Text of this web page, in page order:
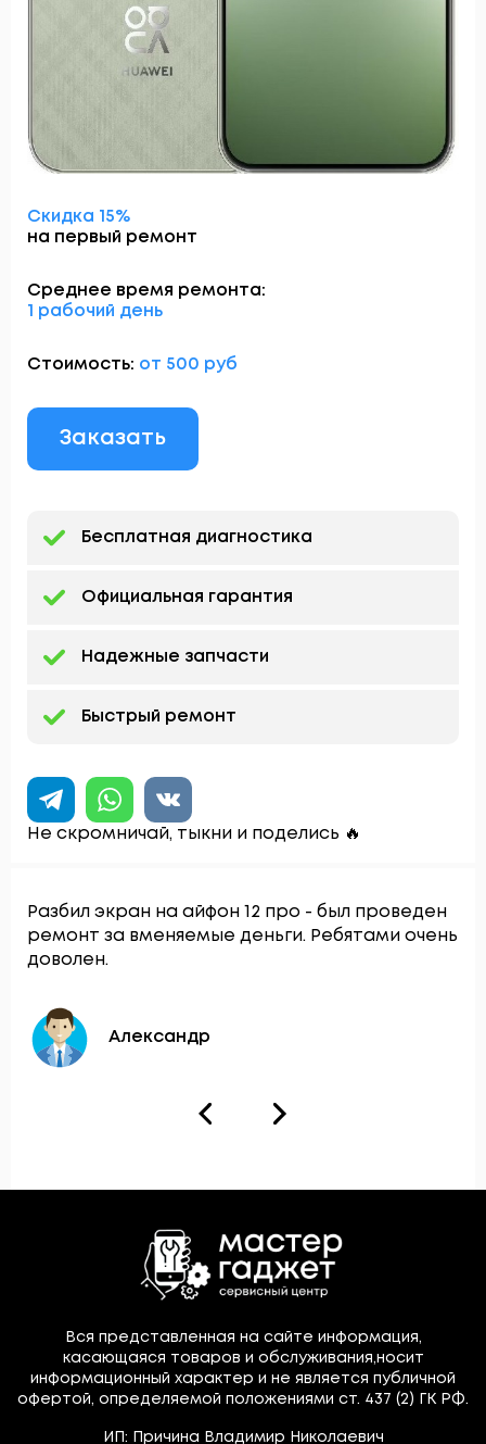
Скидка 15%
на первый ремонт
Среднее время ремонта:
1 рабочий день
Стоимость: от 500 руб
Заказать
Бесплатная диагностика
Официальная гарантия
Надежные запчасти
Быстрый ремонт
Не скромничай, тыкни и поделись 🔥
Разбил экран на айфон 12 про - был проведен
ремонт за вменяемые деньги. Ребятами очень
доволен.
Александр
Вся представленная на сайте информация,
касающаяся товаров и обслуживания,носит
информационный характер и не является публичной
офертой, определяемой положениями ст. 437 (2) ГК РФ.
ИП: Причина Владимир Николаевич